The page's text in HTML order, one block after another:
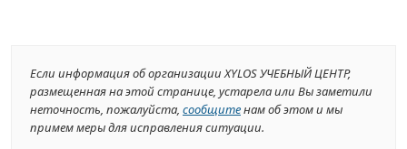
Если информация об организации XYLOS УЧЕБНЫЙ ЦЕНТР,
размещенная на этой странице, устарела или Вы заметили
неточность, пожалуйста, сообщитенам об этом и мы
примем меры для исправления ситуации.